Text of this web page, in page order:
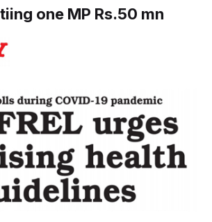
one MP Rs.50 mn